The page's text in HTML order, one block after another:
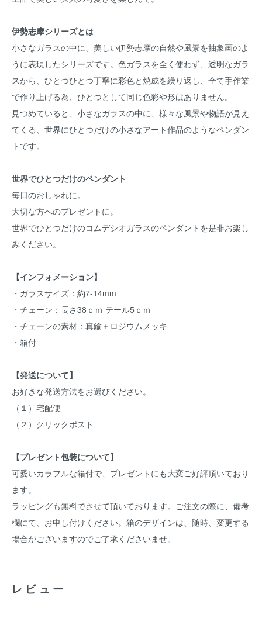
伊勢志摩シリーズとは
小さなガラスの中に、美しい伊勢志摩の自然や風景を抽象画のよ
うに表現したシリーズです。色ガラスを全く使わず、透明なガラ
スから、ひとつひとつ丁寧に彩色と焼成を繰り返し、全て手作業
で作り上げる為、ひとつとして同じ色彩や形はありません。
見つめていると、小さなガラスの中に、様々な風景や物語が見え
てくる、世界にひとつだけの小さなアート作品のようなペンダン
トです。
世界でひとつだけのペンダント
毎日のおしゃれに。
大切な方へのプレゼントに。
世界でひとつだけのコムデシオガラスのペンダントを是非お楽し
みください。
【インフォメーション】
・ガラスサイズ：約7-14mm
・チェーン：長さ38ｃｍ テール5ｃｍ
・チェーンの素材：真鍮＋ロジウムメッキ
・箱付
【発送について】
お好きな発送方法をお選びください。
（１）宅配便
（２）クリックポスト
【プレゼント包装について】
可愛いカラフルな箱付で、プレゼントにも大変ご好評頂いており
ます。
ラッピングも無料でさせて頂いております。ご注文の際に、備考
欄にて、お申し付けください。箱のデザインは、随時、変更する
場合がございますのでご了承くださいませ。
レビュー